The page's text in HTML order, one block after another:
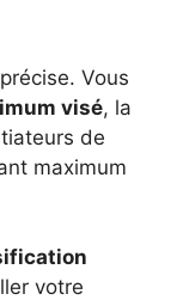
Vous
visé, la
de
maximum
votre